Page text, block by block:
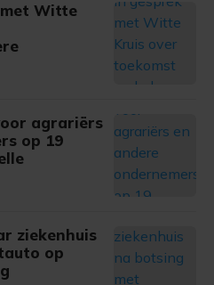
Witte
agrariërs
op 19
ziekenhuis
op